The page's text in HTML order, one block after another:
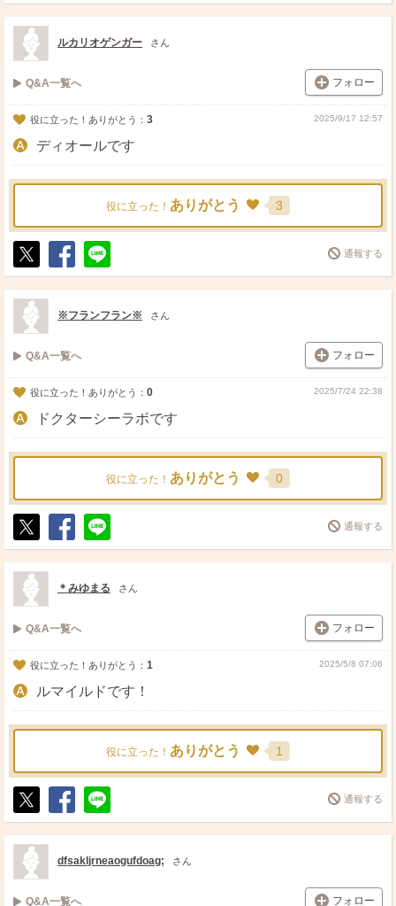
ス
ト
ェ
る
ルカリオゲンガー さん
Q&A一覧へ フォロー
役に立った！ありがとう： 3 2025/9/17 12:57
ディオールです
役に立った！ ありがとう 3
ポ
ス
ト
シ
ェ
送
る
通報する
※フランフラン※ さん
Q&A一覧へ フォロー
役に立った！ありがとう： 0 2025/7/24 22:38
ドクターシーラボです
役に立った！ ありがとう 0
ポ
ス
ト
シ
ェ
送
る
通報する
＊みゆまる さん
Q&A一覧へ フォロー
役に立った！ありがとう： 1 2025/5/8 07:06
ルマイルドです！
役に立った！ ありがとう 1
ポ
ス
ト
シ
ェ
送
る
通報する
dfsakljrneaogufdoag; さん
Q&A一覧へ フォロー